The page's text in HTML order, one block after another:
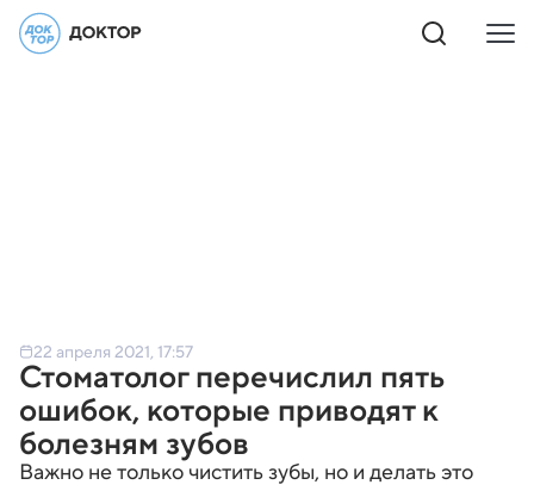
22 апреля 2021, 17:57
Стоматолог перечислил пять
ошибок, которые приводят к
болезням зубов
Важно не только чистить зубы, но и делать это